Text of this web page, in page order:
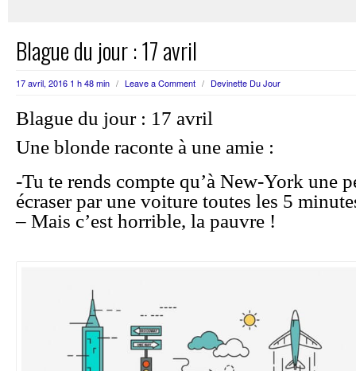
Blague du jour : 17 avril
17 avril, 2016 1 h 48 min / Leave a Comment / Devinette Du Jour
Blague du jour : 17 avril
Une blonde raconte à une amie :
-Tu te rends compte qu’à New-York une
écraser par une voiture toutes les 5
– Mais c’est horrible, la pauvre !